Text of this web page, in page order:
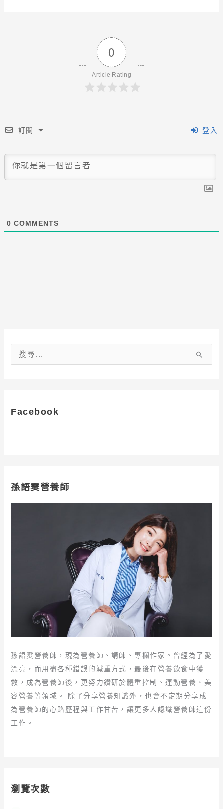
0
Article Rating
訂閱 登入
0 COMMENTS
字
Facebook
孫語霙營養師
孫語霙營養師，現為營養師、講師、專欄作家。曾經為了愛
漂亮，而用盡各種錯誤的減重方式，最後在營養飲食中獲
救，成為營養師後，更努力鑽研於體重控制、運動營養、美
容營養等領域。 除了分享營養知識外，也會不定期分享成
為營養師的心路歷程與工作甘苦，讓更多人認識營養師這份
工作。
瀏覽次數